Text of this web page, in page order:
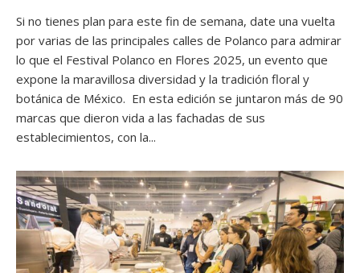
Si no tienes plan para este fin de semana, date una vuelta
por varias de las principales calles de Polanco para admirar
lo que el Festival Polanco en Flores 2025, un evento que
expone la maravillosa diversidad y la tradición floral y
botánica de México. En esta edición se juntaron más de 90
marcas que dieron vida a las fachadas de sus
establecimientos, con la...